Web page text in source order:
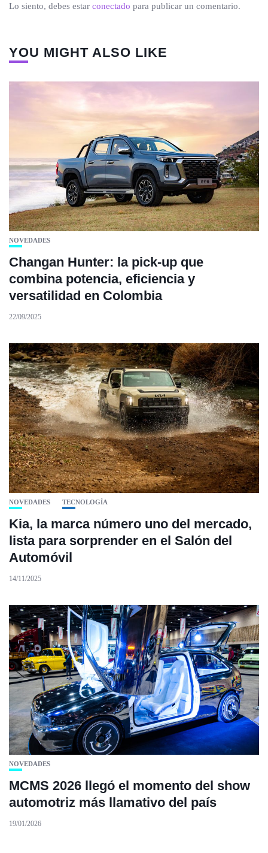
Lo siento, debes estar conectado para publicar un comentario.
YOU MIGHT ALSO LIKE
NOVEDADES
Changan Hunter: la pick-up que
combina potencia, eficiencia y
versatilidad en Colombia
22/09/2025
NOVEDADES TECNOLOGÍA
Kia, la marca número uno del mercado,
lista para sorprender en el Salón del
Automóvil
14/11/2025
NOVEDADES
MCMS 2026 llegó el momento del show
automotriz más llamativo del país
19/01/2026